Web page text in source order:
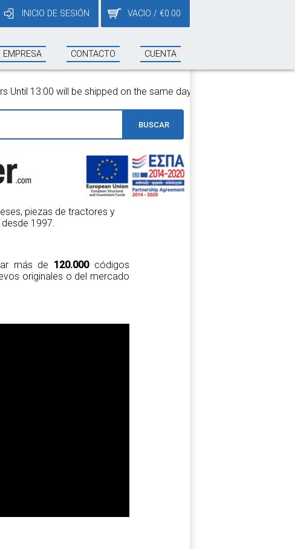
INICIO DE SESIÓN VACIO / €0.00
EMPRESA CONTACTO CUENTA
the same day!
BUSCAR
piezas de tractores y
1997.
más de 120.000códigos
originales o del mercado